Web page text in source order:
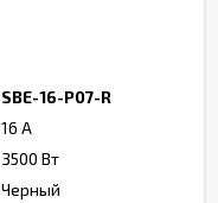
SBE-16-P07-R
16 А
3500 Вт
Черный